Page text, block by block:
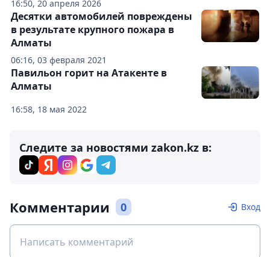
16:50, 20 апреля 2026
06:16, 03 февраля 2021
Десятки автомобилей повреждены
в результате крупного пожара в
Алматы
16:58, 18 мая 2022
Павильон горит на Атакенте в
Алматы
Следите за новостями zakon.kz в:
Комментарии 0 Вход